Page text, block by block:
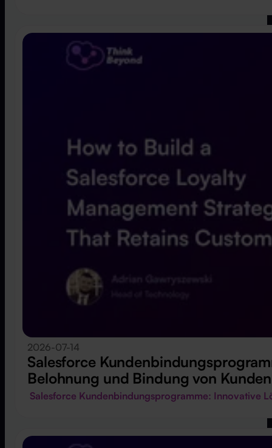
2026-07-14
Salesforce
Belohnung und Bindung von Kunden
Salesforce Kundenbindungsprogramme: Innovative